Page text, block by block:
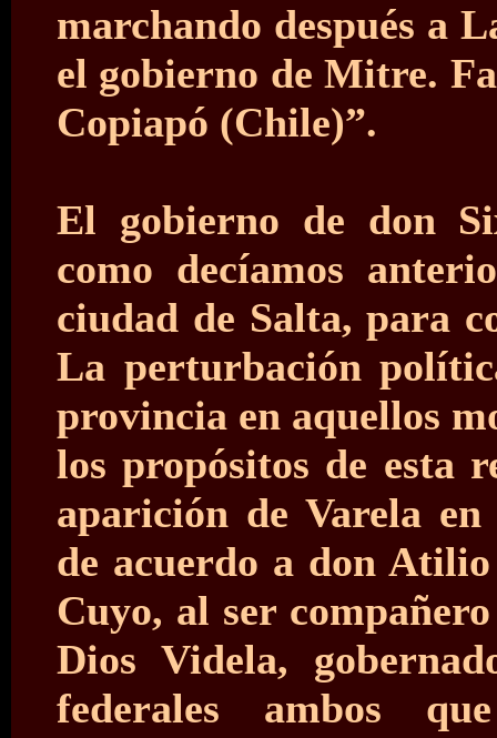
marchando después a
el gobierno de Mitre.
Copiapó (Chile)”.
El gobierno de don
como decíamos
ciudad de Salta, para
La perturbación
provincia en aquellos
los propósitos de esta
aparición de Varela en
de acuerdo a don
Cuyo, al ser
Dios Videla,
federales ambos